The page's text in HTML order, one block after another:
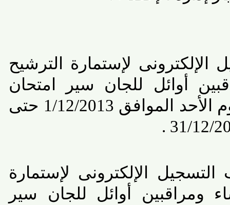
لإستمارة الترشيح
أوائل للجان سير امتحان
الدبلومات الفنية من يوم الأحد الموافق 1/12/2013 حتى
الإلكترونى لإستمارة
أوائل للجان سير